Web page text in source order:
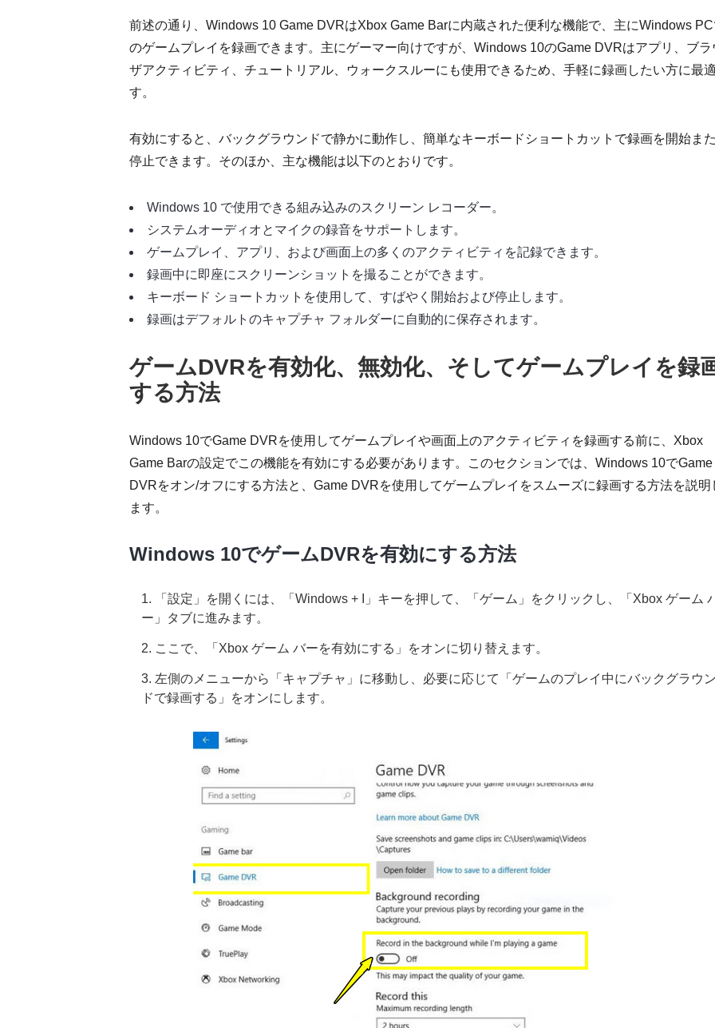
前述の通り、Windows 10 Game DVRはXbox Game Barに内蔵された便利な機能で、主にWindows
のゲームプレイを録画できます。主にゲーマー向けですが、Windows 10のGame DVRはアプリ、ブラ
ザアクティビティ、チュートリアル、ウォークスルーにも使用できるため、手軽に録画したい方に最
す。
有効にすると、バックグラウンドで静かに動作し、簡単なキーボードショートカットで録画を開始ま
停止できます。そのほか、主な機能は以下のとおりです。
Windows 10 で使用できる組み込みのスクリーン レコーダー。
システムオーディオとマイクの録音をサポートします。
ゲームプレイ、アプリ、および画面上の多くのアクティビティを記録できます。
録画中に即座にスクリーンショットを撮ることができます。
キーボード ショートカットを使用して、すばやく開始および停止します。
録画はデフォルトのキャプチャ フォルダーに自動的に保存されます。
ゲームDVRを有効化、無効化、そしてゲームプレイを録
する方法
Windows 10でGame DVRを使用してゲームプレイや画面上のアクティビティを録画する前に、Xbox
Game Barの設定でこの機能を有効にする必要があります。このセクションでは、Windows 10でGame
DVRをオン/オフにする方法と、Game DVRを使用してゲームプレイをスムーズに録画する方法を説明
ます。
Windows 10でゲームDVRを有効にする方法
1. 「設定」を開くには、「Windows + I」キーを押して、「ゲーム」をクリックし、「Xbox ゲーム
ー」タブに進みます。
2. ここで、「Xbox ゲーム バーを有効にする」をオンに切り替えます。
3. 左側のメニューから「キャプチャ」に移動し、必要に応じて「ゲームのプレイ中にバックグラウン
ドで録画する」をオンにします。